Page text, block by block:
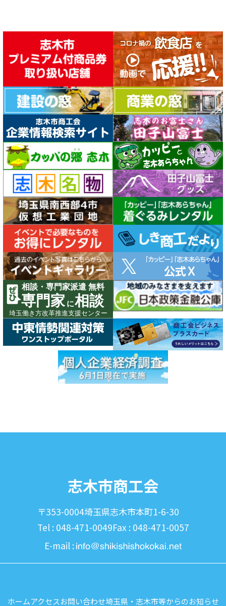
志木市商工会
〒353-0004埼玉県志木市本町1-6-30
Tel : 048-471-0049Fax : 048-471-0057
E-mail :
ホームアクセスお問い合わせ埼玉県・志木市等からのお知らせ